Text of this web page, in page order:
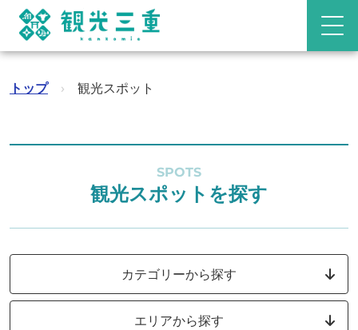
トップ › 観光スポット
SPOTS
観光スポットを探す
カテゴリーから探す
エリアから探す